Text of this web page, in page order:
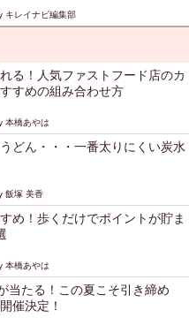
キレイナビ編集部
る！人気ファストフード店のカ
すめの組み合わせ方
本橋あやは
どん・・・一番太りにくい炭水
飯塚 美香
め！歩くだけでポイントが貯ま
本橋あやは
当たる！この夏こそ引き締め
催決定！